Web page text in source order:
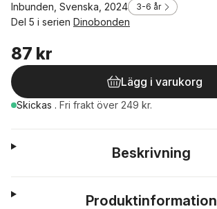
Inbunden, Svenska, 2024
3-6 år
Del 5 i serien Dinobonden
87 kr
Lägg i varukorg
Skickas . Fri frakt över 249 kr.
Beskrivning
Produktinformation